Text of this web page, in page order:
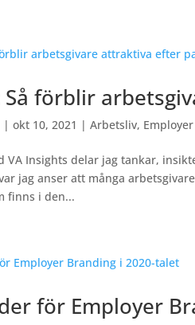
förblir
|okt 10, 2021 |Arbetsliv,
VA Insights delar jag tankar,
jag anser att många
finns i den...
för Employer